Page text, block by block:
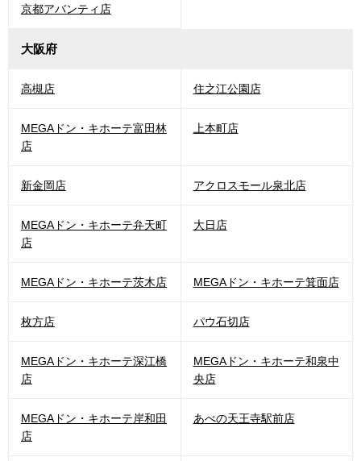
京都アバンティ店
大阪府
高槻店 住之江公園店
MEGAドン・キホーテ富田林
店
上本町店
新金岡店 アクロスモール泉北店
MEGAドン・キホーテ弁天町
店
大日店
MEGAドン・キホーテ茨木店 MEGAドン・キホーテ箕面店
枚方店 パウ石切店
MEGAドン・キホーテ深江橋
店
MEGAドン・キホーテ和泉中
央店
MEGAドン・キホーテ岸和田
店
あべの天王寺駅前店